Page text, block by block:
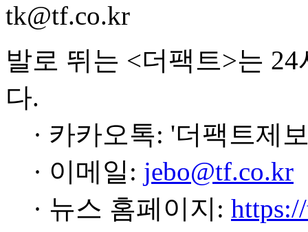
tk@tf.co.kr
발로 뛰는 <더팩트>는
다.
· 카카오톡: '더팩트제
· 이메일: jebo@tf.co.kr
· 뉴스 홈페이지: